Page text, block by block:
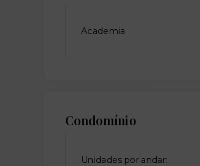
Academia
Condomínio
Unidades por andar: